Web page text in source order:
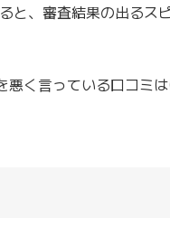
、審査結果の出るス
く言っている口コミは